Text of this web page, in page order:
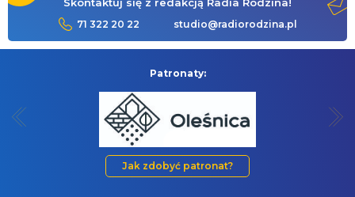
71 322 20 22 studio@radiorodzina.pl
Patronaty:
Jak zdobyć patronat?